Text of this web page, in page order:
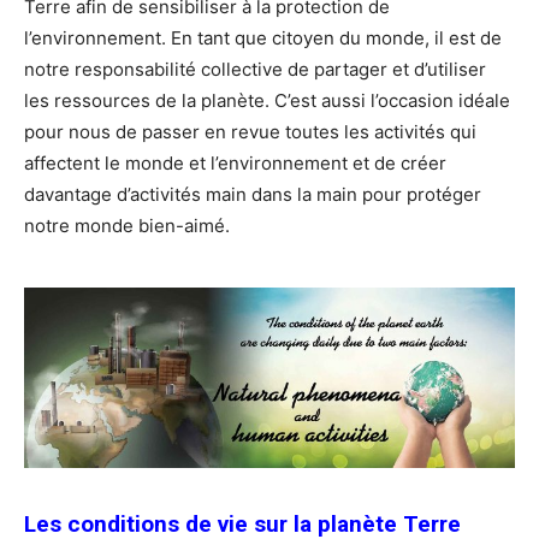
Terre afin de sensibiliser à la protection de
l’environnement. En tant que citoyen du monde, il est de
notre responsabilité collective de partager et d’utiliser
les ressources de la planète. C’est aussi l’occasion idéale
pour nous de passer en revue toutes les activités qui
affectent le monde et l’environnement et de créer
davantage d’activités main dans la main pour protéger
notre monde bien-aimé.
Les conditions de vie sur la planète Terre